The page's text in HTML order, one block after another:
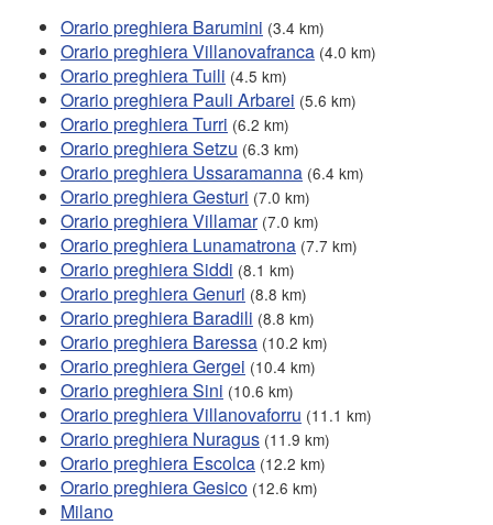
Orario preghiera Barumini (3.4 km)
Orario preghiera Villanovafranca (4.0 km)
Orario preghiera Tuili (4.5 km)
Orario preghiera Pauli Arbarei (5.6 km)
Orario preghiera Turri (6.2 km)
Orario preghiera Setzu (6.3 km)
Orario preghiera Ussaramanna (6.4 km)
Orario preghiera Gesturi (7.0 km)
Orario preghiera Villamar (7.0 km)
Orario preghiera Lunamatrona (7.7 km)
Orario preghiera Siddi (8.1 km)
Orario preghiera Genuri (8.8 km)
Orario preghiera Baradili (8.8 km)
Orario preghiera Baressa (10.2 km)
Orario preghiera Gergei (10.4 km)
Orario preghiera Sini (10.6 km)
Orario preghiera Villanovaforru (11.1 km)
Orario preghiera Nuragus (11.9 km)
Orario preghiera Escolca (12.2 km)
Orario preghiera Gesico (12.6 km)
Milano